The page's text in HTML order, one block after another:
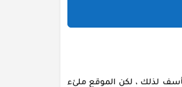
لذلك ، لكن الموقع ملئء